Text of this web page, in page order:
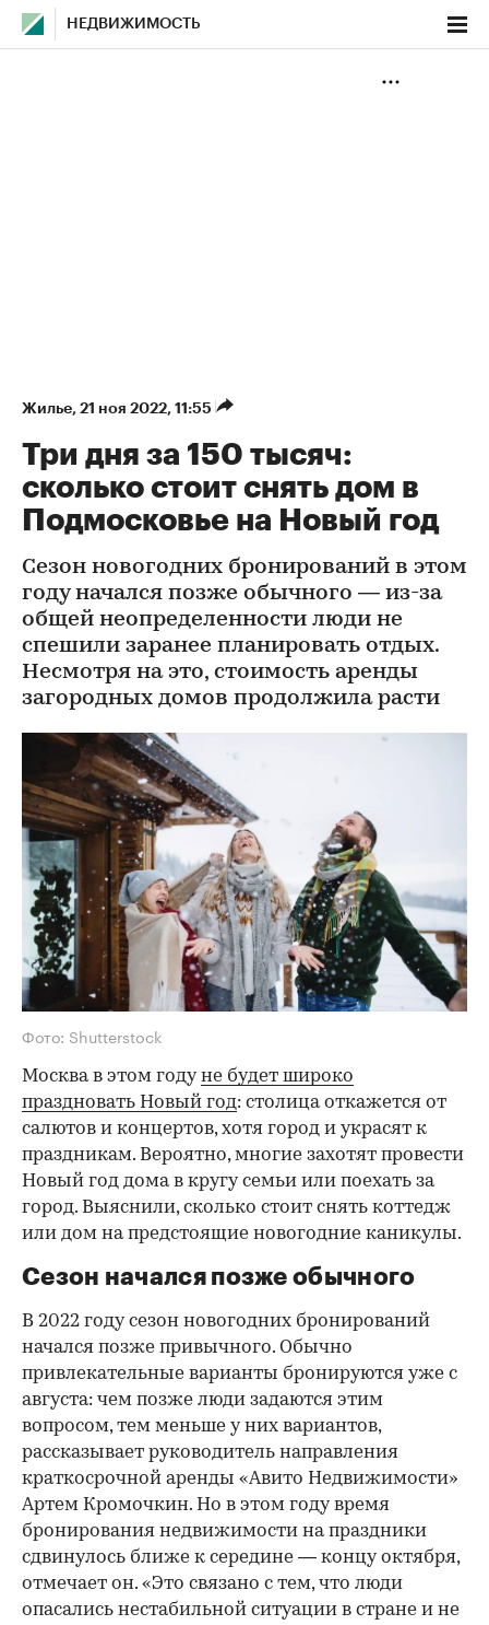
НЕДВИЖИМОСТЬ
Жилье⁠, 21 ноя 2022, 11:55
Три дня за 150 тысяч:
сколько стоит снять дом в
Подмосковье на Новый год
Сезон новогодних бронирований в этом
году начался позже обычного — из-за
общей неопределенности люди не
спешили заранее планировать отдых.
Несмотря на это, стоимость аренды
загородных домов продолжила расти
Фото: Shutterstock
Москва в этом годуне будет широко
праздновать Новый год: столица откажется от
салютов и концертов, хотя город и украсят к
праздникам. Вероятно, многие захотят провести
Новый год дома в кругу семьи или поехать за
город. Выяснили, сколько стоит снять коттедж
или дом на предстоящие новогодние каникулы.
Сезон начался позже обычного
В 2022 году сезон новогодних бронирований
начался позже привычного. Обычно
привлекательные варианты бронируются уже с
августа: чем позже люди задаются этим
вопросом, тем меньше у них вариантов,
рассказывает руководитель направления
краткосрочной аренды «Авито Недвижимости»
Артем Кромочкин. Но в этом году время
бронирования недвижимости на праздники
сдвинулось ближе к середине — концу октября,
отмечает он. «Это связано с тем, что люди
опасались нестабильной ситуации в стране и не